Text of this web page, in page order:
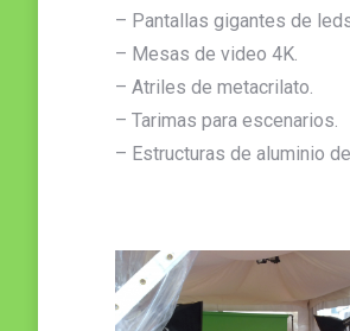
– Pantallas gigantes de
– Mesas de video 4K.
– Atriles de metacrilato.
– Tarimas para escenarios.
– Estructuras de aluminio